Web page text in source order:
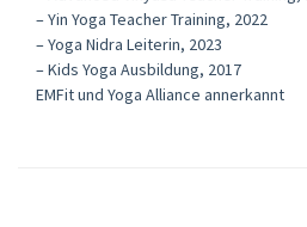
– Yin Yoga Teacher Training, 2022
– Yoga Nidra Leiterin, 2023
– Kids Yoga Ausbildung, 2017
EMFit und Yoga Alliance annerkannt